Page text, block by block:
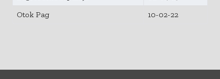
Otok Pag
10-02-22